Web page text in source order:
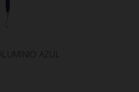
AZUL